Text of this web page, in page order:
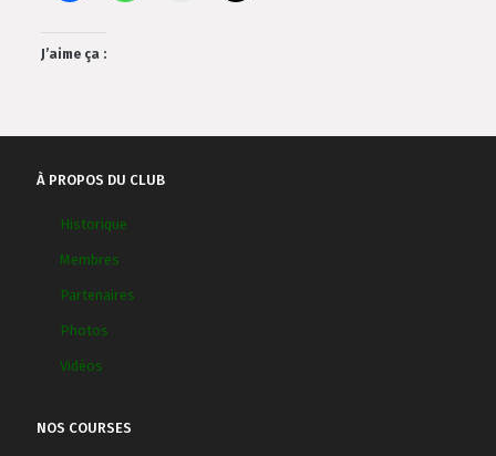
J’aime ça :
À PROPOS DU CLUB
Historique
Membres
Partenaires
Photos
Vidéos
NOS COURSES